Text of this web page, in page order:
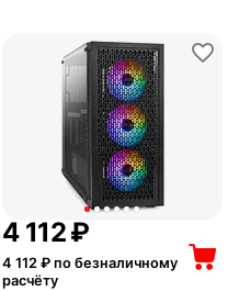
4 112₽
4 112₽ по безналичному
расчёту